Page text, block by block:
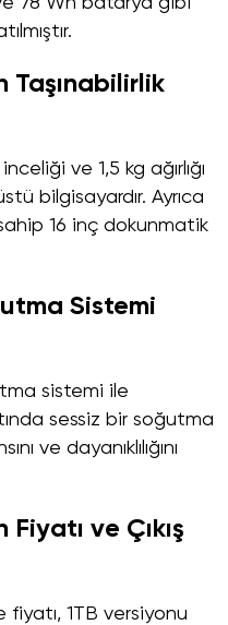
Taşınabilirlik
ve 1,5 kg ağırlığı
bilgisayardır. Ayrıca
16 inç dokunmatik
Sistemi
sistemi ile
sessiz bir soğutma
ve dayanıklılığını
Fiyatı ve Çıkış
fiyatı, 1TB versiyonu